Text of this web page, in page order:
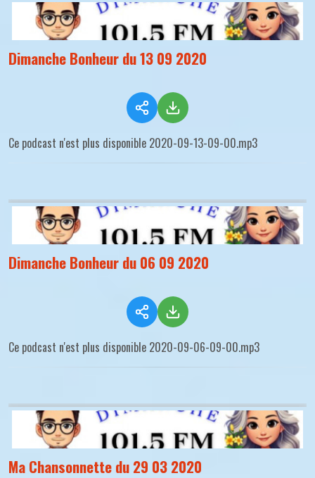
Dimanche Bonheur du 13 09 2020
Ce podcast n'est plus disponible 2020-09-13-09-00.mp3
Dimanche Bonheur du 06 09 2020
Ce podcast n'est plus disponible 2020-09-06-09-00.mp3
Ma Chansonnette du 29 03 2020